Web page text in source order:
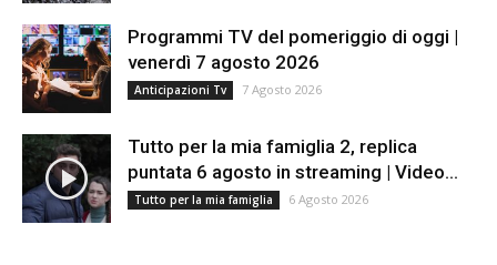
Programmi TV del pomeriggio di oggi |
venerdì 7 agosto 2026
Anticipazioni Tv 7 Agosto 2026
Tutto per la mia famiglia 2, replica
puntata 6 agosto in streaming | Video...
Tutto per la mia famiglia 6 Agosto 2026